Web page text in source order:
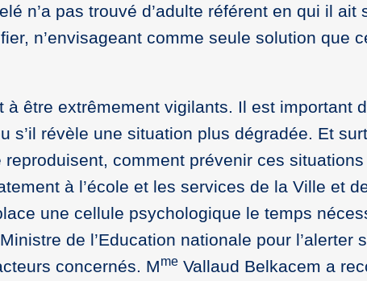
n’a pas trouvé d’adulte référent en qui il ait
n’envisageant comme seule solution que
à être extrêmement vigilants. Il est important
s’il révèle une situation plus dégradée. Et
comment prévenir ces
à l’école et les services de la Ville et
une cellule psychologique le temps
de l’Education nationale pour l’alerter
concernés. Mme Vallaud Belkacem a